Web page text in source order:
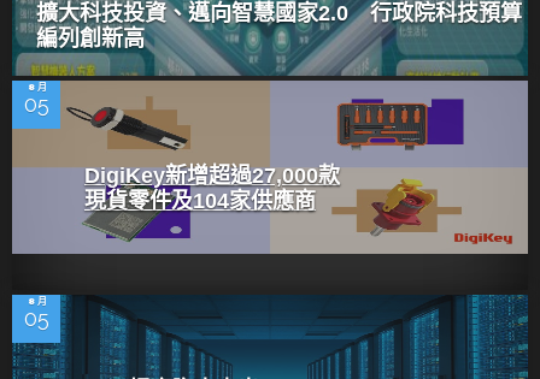
擴大科技投資、邁向智慧國家2.0 行政院科技預算
編列創新高
8 月
05
DigiKey新增超過27,000款
現貨零件及104家供應商
8 月
05